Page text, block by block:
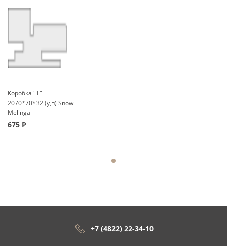
Коробка "Т"
2070*70*32 (у,п) Snow
Melinga
675 Р
+7 (4822) 22-34-10